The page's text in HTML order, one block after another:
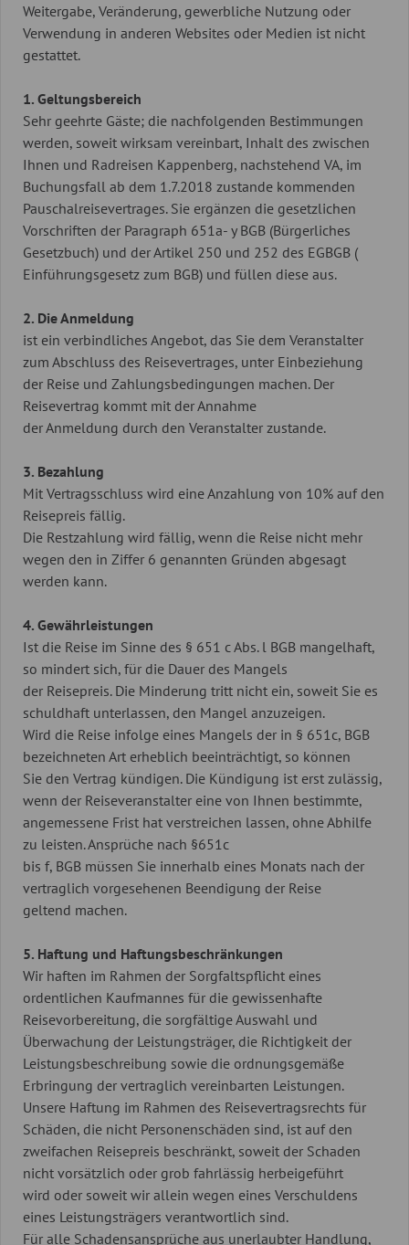
Weitergabe, Veränderung, gewerbliche Nutzung oder
Verwendung in anderen Websites oder Medien ist nicht
gestattet.
1. Geltungsbereich
Sehr geehrte Gäste; die nachfolgenden Bestimmungen
werden, soweit wirksam vereinbart, Inhalt des zwischen
Ihnen und Radreisen Kappenberg, nachstehend VA, im
Buchungsfall ab dem 1.7.2018 zustande kommenden
Pauschalreisevertrages. Sie ergänzen die gesetzlichen
Vorschriften der Paragraph 651a- y BGB (Bürgerliches
Gesetzbuch) und der Artikel 250 und 252 des EGBGB (
Einführungsgesetz zum BGB) und füllen diese aus.
2. Die Anmeldung
ist ein verbindliches Angebot, das Sie dem Veranstalter
zum Abschluss des Reisevertrages, unter Einbeziehung
der Reise und Zahlungsbedingungen machen. Der
Reisevertrag kommt mit der Annahme
der Anmeldung durch den Veranstalter zustande.
3. Bezahlung
Mit Vertragsschluss wird eine Anzahlung von 10% auf den
Reisepreis fällig.
Die Restzahlung wird fällig, wenn die Reise nicht mehr
wegen den in Ziffer 6 genannten Gründen abgesagt
werden kann.
4. Gewährleistungen
Ist die Reise im Sinne des § 651 c Abs. l BGB mangelhaft,
so mindert sich, für die Dauer des Mangels
der Reisepreis. Die Minderung tritt nicht ein, soweit Sie es
schuldhaft unterlassen, den Mangel anzuzeigen.
Wird die Reise infolge eines Mangels der in § 651c, BGB
bezeichneten Art erheblich beeinträchtigt, so können
Sie den Vertrag kündigen. Die Kündigung ist erst zulässig,
wenn der Reiseveranstalter eine von Ihnen bestimmte,
angemessene Frist hat verstreichen lassen, ohne Abhilfe
zu leisten. Ansprüche nach §651c
bis f, BGB müssen Sie innerhalb eines Monats nach der
vertraglich vorgesehenen Beendigung der Reise
geltend machen.
5. Haftung und Haftungsbeschränkungen
Wir haften im Rahmen der Sorgfaltspflicht eines
ordentlichen Kaufmannes für die gewissenhafte
Reisevorbereitung, die sorgfältige Auswahl und
Überwachung der Leistungsträger, die Richtigkeit der
Leistungsbeschreibung sowie die ordnungsgemäße
Erbringung der vertraglich vereinbarten Leistungen.
Unsere Haftung im Rahmen des Reisevertragsrechts für
Schäden, die nicht Personenschäden sind, ist auf den
zweifachen Reisepreis beschränkt, soweit der Schaden
nicht vorsätzlich oder grob fahrlässig herbeigeführt
wird oder soweit wir allein wegen eines Verschuldens
eines Leistungsträgers verantwortlich sind.
Für alle Schadensansprüche aus unerlaubter Handlung,